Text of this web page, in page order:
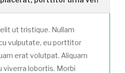
ut tristique. Nullam
vulputate, eu porttitor
erat volutpat. Aliquam
lobortis. Morbi